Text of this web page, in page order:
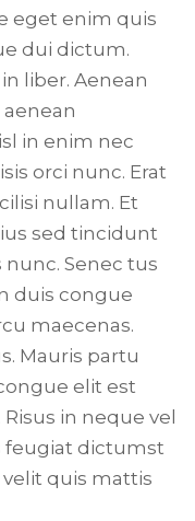
eget enim quis
dui dictum.
liber. Aenean
in enim nec
orci nunc. Erat
nullam. Et
sed tincidunt
Senec tus
duis congue
maecenas.
Mauris partu
elit est
in neque vel
feugiat dictumst
quis mattis